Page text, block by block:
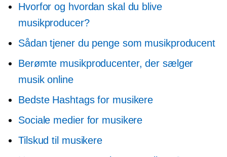
Hvorfor og hvordan skal du blive
musikproducer?
Sådan tjener du penge som musikproducent
Berømte musikproducenter, der sælger
musik online
Bedste Hashtags for musikere
Sociale medier for musikere
Tilskud til musikere